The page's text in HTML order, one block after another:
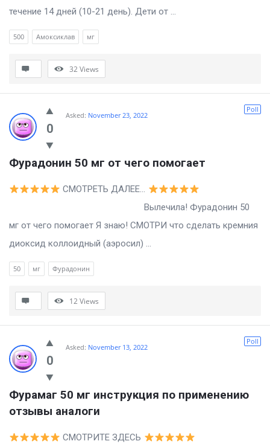
течение 14 дней (10-21 день). Дети от ...
500 Амоксиклав мг
32Views
0
Poll
Asked: November 23, 2022
Фурадонин 50 мг от чего помогает
СМОТРЕТЬ ДАЛЕЕ…
Вылечила! Фурадонин 50
мг от чего помогает Я знаю! СМОТРИ что сделать кремния
диоксид коллоидный (аэросил) ...
50 мг Фурадонин
12Views
0
Poll
Asked: November 13, 2022
Фурамаг 50 мг инструкция по применению
отзывы аналоги
СМОТРИТЕ ЗДЕСЬ